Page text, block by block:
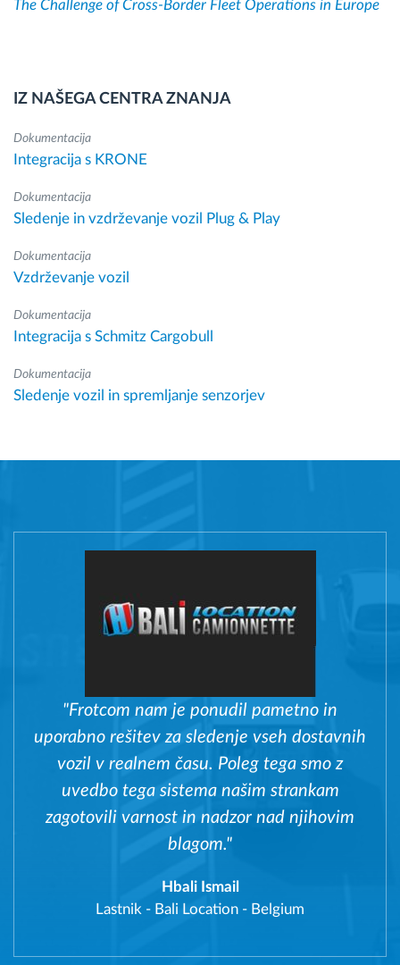
The Challenge of Cross-Border Fleet Operations in Europe
IZ NAŠEGA CENTRA ZNANJA
Dokumentacija
Integracija s KRONE
Dokumentacija
Sledenje in vzdrževanje vozil Plug & Play
Dokumentacija
Vzdrževanje vozil
Dokumentacija
Integracija s Schmitz Cargobull
Dokumentacija
Sledenje vozil in spremljanje senzorjev
"Frotcom nam je ponudil pametno in
uporabno rešitev za sledenje vseh dostavnih
vozil v realnem času. Poleg tega smo z
uvedbo tega sistema našim strankam
zagotovili varnost in nadzor nad njihovim
blagom."
Hbali Ismail
Lastnik - Bali Location - Belgium